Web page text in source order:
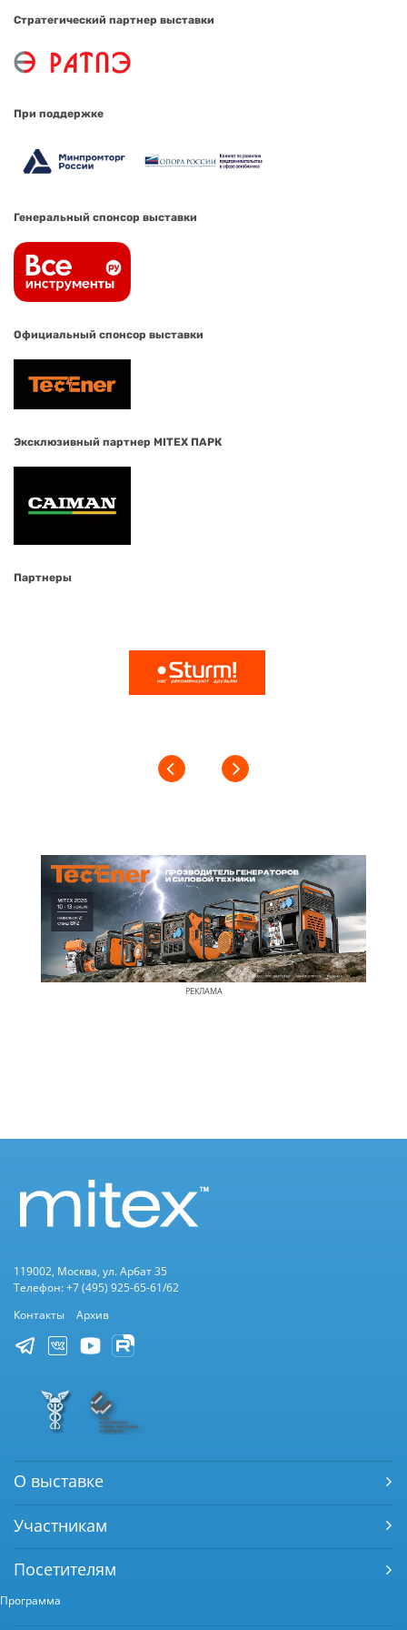
Стратегический партнер выставки
При поддержке
Генеральный спонсор выставки
Официальный спонсор выставки
Эксклюзивный партнер MITEX ПАРК
Партнеры
РЕКЛАМА
119002, Москва, ул. Арбат 35
Телефон: +7 (495) 925-65-61/62
Контакты
Архив
О выставке
Участникам
Посетителям
Программа